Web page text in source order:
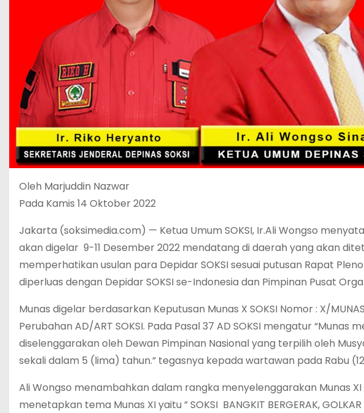
Oleh Marjuddin Nazwar
Pada Kamis 14 Oktober 2022
Jakarta (soksimedia.com) — Ketua Umum SOKSI, Ir.Ali Wongso
akan digelar 9-11 Desember 2022 mendatang di daerah yang akan
memperhatikan usulan para Depidar SOKSI sesuai putusan Rapat
diperluas dengan Depidar SOKSI se-Indonesia dan Pimpinan Pusat
Munas digelar berdasarkan Keputusan Munas X SOKSI Nomor : X/
Perubahan AD/ART SOKSI. Pada Pasal 37 AD SOKSI mengatur
diselenggarakan oleh Dewan Pimpinan Nasional yang terpilih oleh
sekali dalam 5 (lima) tahun.” tegasnya kepada wartawan pada Rabu
Ali Wongso menambahkan dalam rangka menyelenggarakan Munas XI
menetapkan tema Munas XI yaitu ” SOKSI BANGKIT BERGERAK,